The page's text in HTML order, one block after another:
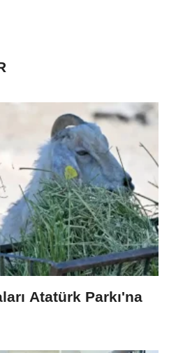
Atatürk Parkı'na